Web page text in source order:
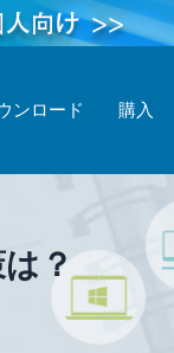
ンロード 購入
？